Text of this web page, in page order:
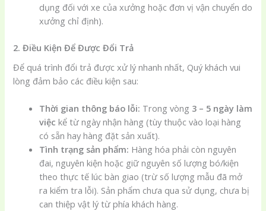
dụng đối với xe của xưởng hoặc đơn vị vận chuyển do
xưởng chỉ định).
2. Điều Kiện Để Được Đổi Trả
Để quá trình đổi trả được xử lý nhanh nhất, Quý khách vui
lòng đảm bảo các điều kiện sau:
Thời gian thông báo lỗi: Trong vòng 3 – 5 ngày làm
việc kể từ ngày nhận hàng (tùy thuộc vào loại hàng
có sẵn hay hàng đặt sản xuất).
Tình trạng sản phẩm: Hàng hóa phải còn nguyên
đai, nguyên kiện hoặc giữ nguyên số lượng bó/kiện
theo thực tế lúc bàn giao (trừ số lượng mẫu đã mở
ra kiểm tra lỗi). Sản phẩm chưa qua sử dụng, chưa bị
can thiệp vật lý từ phía khách hàng.